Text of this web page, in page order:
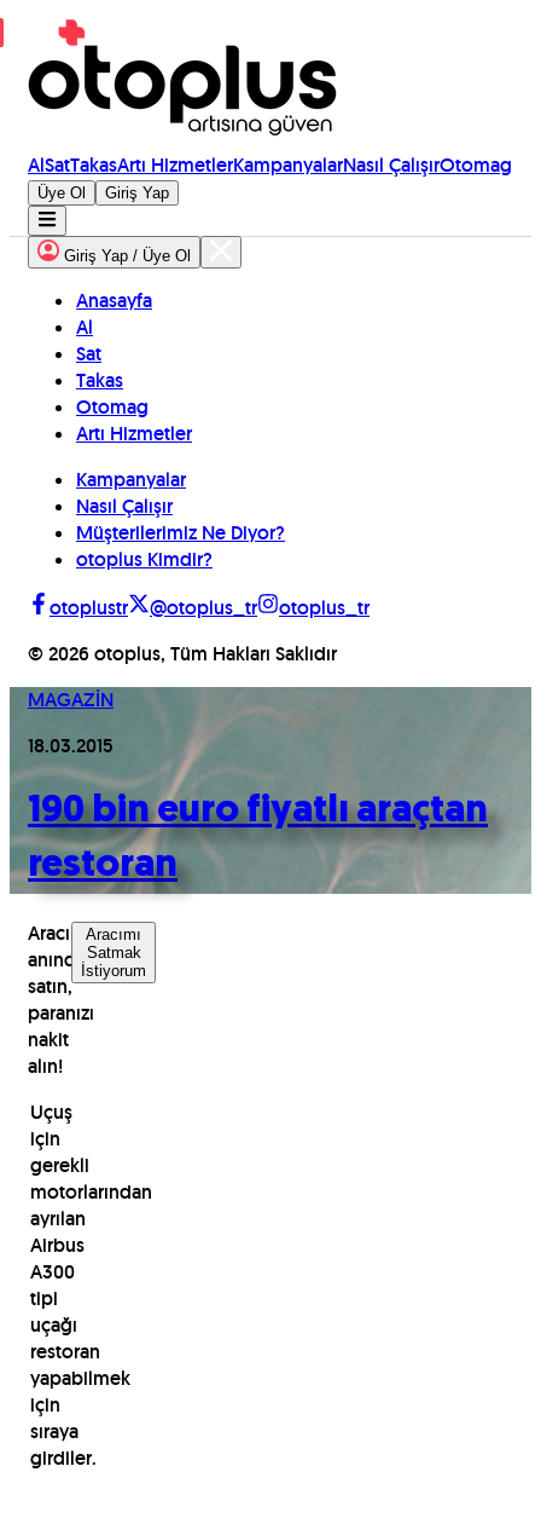
AlSatTakasArtı HizmetlerKampanyalarNasıl ÇalışırOtomag
Üye Ol Giriş Yap
Giriş Yap / Üye Ol
Anasayfa
Al
Sat
Takas
Otomag
Artı Hizmetler
Kampanyalar
Nasıl Çalışır
Müşterilerimiz Ne Diyor?
otoplus Kimdir?
otoplustr
@otoplus_tr
otoplus_tr
© 2026 otoplus, Tüm Hakları Saklıdır
MAGAZİN
18.03.2015
190 bin euro fiyatlı araçtan
restoran
Aracınızı
anında
satın,
paranızı
nakit
alın!
Aracımı
Satmak
İstiyorum
Uçuş
için
gerekli
motorlarından
ayrılan
Airbus
A300
tipi
uçağı
restoran
yapabilmek
için
sıraya
girdiler.